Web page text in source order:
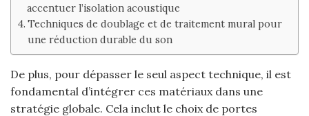
accentuer l’isolation acoustique
Techniques de doublage et de traitement mural pour
une réduction durable du son
De plus, pour dépasser le seul aspect technique, il est
fondamental d’intégrer ces matériaux dans une
stratégie globale. Cela inclut le choix de portes